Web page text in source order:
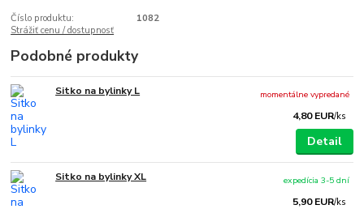
Číslo produktu:
1082
Strážiť cenu / dostupnosť
Podobné produkty
Sitko na bylinky L
4,80 EUR/ks
momentálne vypredané
Detail
Sitko na bylinky XL
5,90 EUR/ks
expedícia 3-5 dní